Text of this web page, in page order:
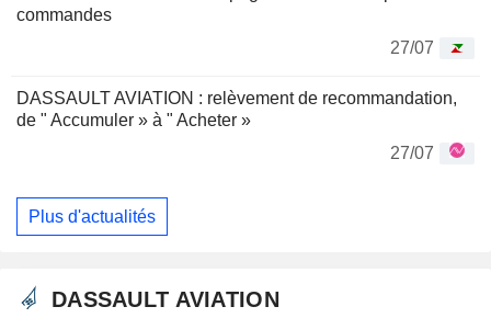
commandes
27/07
DASSAULT AVIATION : relèvement de recommandation,
de " Accumuler » à " Acheter »
27/07
Plus d'actualités
DASSAULT AVIATION